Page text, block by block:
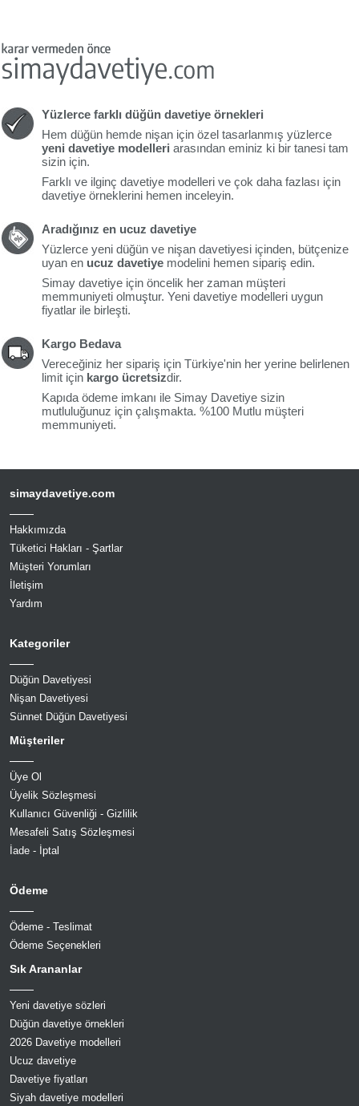
Yüzlerce farklı düğün davetiye örnekleri
Hem düğün hemde nişan için özel tasarlanmış yüzlerce
yeni davetiye modelleri arasından eminiz ki bir tanesi tam
sizin için.
Farklı ve ilginç davetiye modelleri ve çok daha fazlası için
davetiye örneklerini hemen inceleyin.
Aradığınız en ucuz davetiye
Yüzlerce yeni düğün ve nişan davetiyesi içinden, bütçenize
uyan en ucuz davetiye modelini hemen sipariş edin.
Simay davetiye için öncelik her zaman müşteri
memmuniyeti olmuştur. Yeni davetiye modelleri uygun
fiyatlar ile birleşti.
Kargo Bedava
Vereceğiniz her sipariş için Türkiye'nin her yerine belirlenen
limit için kargo ücretsizdir.
Kapıda ödeme imkanı ile Simay Davetiye sizin
mutluluğunuz için çalışmakta. %100 Mutlu müşteri
memmuniyeti.
simaydavetiye.com
Hakkımızda
Tüketici Hakları - Şartlar
Müşteri Yorumları
İletişim
Yardım
Kategoriler
Düğün Davetiyesi
Nişan Davetiyesi
Sünnet Düğün Davetiyesi
Müşteriler
Üye Ol
Üyelik Sözleşmesi
Kullanıcı Güvenliği - Gizlilik
Mesafeli Satış Sözleşmesi
İade - İptal
Ödeme
Ödeme - Teslimat
Ödeme Seçenekleri
Sık Arananlar
Yeni davetiye sözleri
Düğün davetiye örnekleri
2026 Davetiye modelleri
Ucuz davetiye
Davetiye fiyatları
Siyah davetiye modelleri